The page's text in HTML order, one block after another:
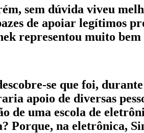
sem dúvida viveu
de apoiar legítimos
representou muito bem
se que foi,
apoio de diversas
de uma escola de
Porque, na eletrônica,